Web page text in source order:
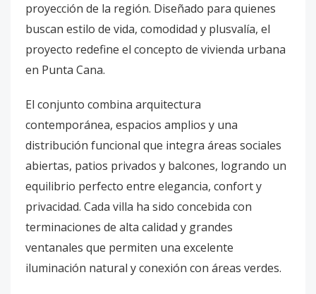
proyección de la región. Diseñado para quienes
buscan estilo de vida, comodidad y plusvalía, el
proyecto redefine el concepto de vivienda urbana
en Punta Cana.
El conjunto combina arquitectura
contemporánea, espacios amplios y una
distribución funcional que integra áreas sociales
abiertas, patios privados y balcones, logrando un
equilibrio perfecto entre elegancia, confort y
privacidad. Cada villa ha sido concebida con
terminaciones de alta calidad y grandes
ventanales que permiten una excelente
iluminación natural y conexión con áreas verdes.